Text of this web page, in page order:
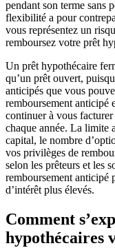
pendant son terme sans
flexibilité a pour
vous représentez un
remboursez votre prêt
Un prêt hypothécaire
qu’un prêt ouvert,
anticipés que vous
remboursement anticipé
continuer à vous
chaque année. La limite
capital, le nombre
vos privilèges de
selon les prêteurs et les
remboursement anticipé
d’intérêt plus élevés.
Comment
hypothécaires